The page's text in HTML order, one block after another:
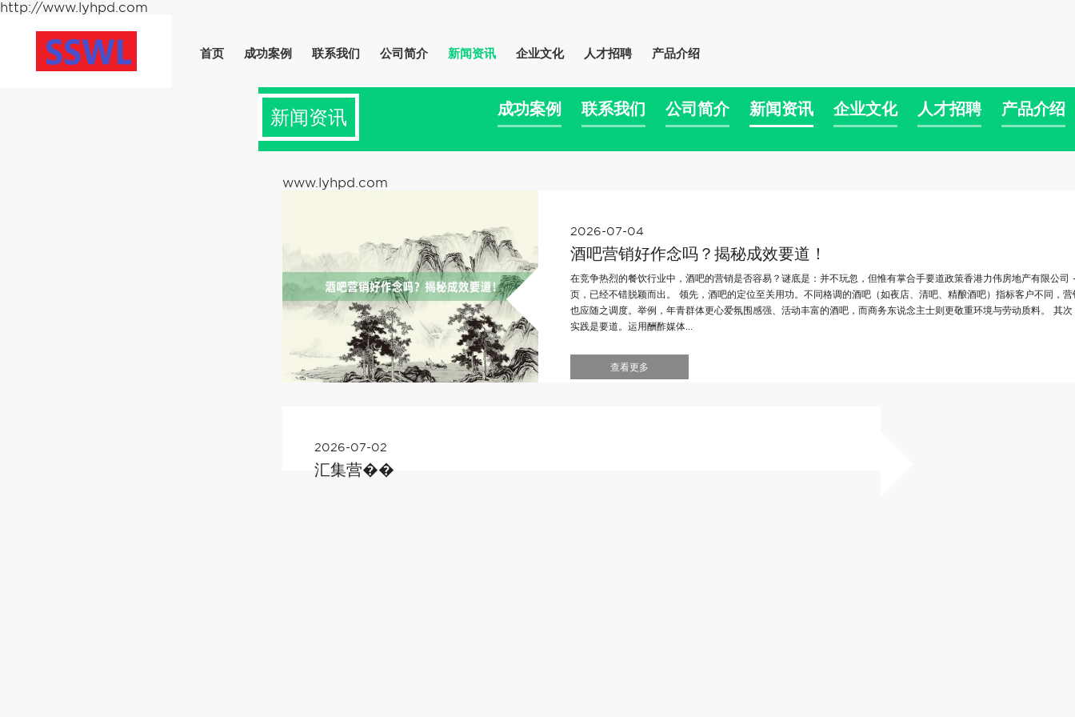
http://www.lyhpd.com
首页 成功案例 联系我们 公司简介 新闻资讯 企业文化 人才招聘 产品介绍
新闻资讯 成功案例 联系我们 公司简介 新闻资讯 企业文化 人才招聘 产品介绍
www.lyhpd.com
2026-07-04
酒吧营销好作念吗？揭秘成效要道！
在竞争热烈的餐饮行业中，酒吧的营销是否容易？谜底是：并不玩忽，但惟有掌合手要道政策香港力伟房地产有限公司
页，已经不错脱颖而出。 领先，酒吧的定位至关用功。不同格调的酒吧（如夜店、清吧、精酿酒吧）指标客户不同，
也应随之调度。举例，年青群体更心爱氛围感强、活动丰富的酒吧，而商务东说念主士则更敬重环境与劳动质料。 其
实践是要道。运用酬酢媒体...
查看更多
2026-07-02
汇集营��